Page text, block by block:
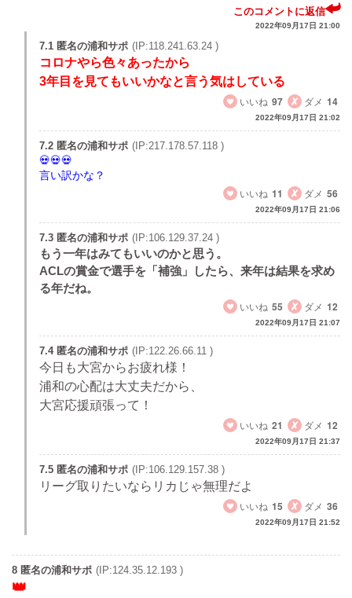
このコメントに返信
2022年09月17日 21:00
7.1 匿名の浦和サポ (IP:118.241.63.24 )
コロナやら色々あったから
3年目を見てもいいかなと言う気はしている
いいね 97 ダメ 14
2022年09月17日 21:02
7.2 匿名の浦和サポ (IP:217.178.57.118 )
言い訳かな？
いいね 11 ダメ 56
2022年09月17日 21:06
7.3 匿名の浦和サポ (IP:106.129.37.24 )
もう一年はみてもいいのかと思う。
ACLの賞金で選手を「補強」したら、来年は結果を求め
る年だね。
いいね 55 ダメ 12
2022年09月17日 21:07
7.4 匿名の浦和サポ (IP:122.26.66.11 )
今日も大宮からお疲れ様！
浦和の心配は大丈夫だから、
大宮応援頑張って！
いいね 21 ダメ 12
2022年09月17日 21:37
7.5 匿名の浦和サポ (IP:106.129.157.38 )
リーグ取りたいならリカじゃ無理だよ
いいね 15 ダメ 36
2022年09月17日 21:52
8 匿名の浦和サポ (IP:124.35.12.193 )